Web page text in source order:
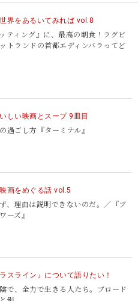
界をあるいてみれば vol.8
ティング』に、最高の朝食！ラグビ
トランドの首都エディンバラってど
しい映画とスープ 9皿目
過ごし方
『ターミナル』
画をめぐる話 vol.5
、理由は説明できないのだ。／『ブ
ーズ』
スライン』について語りたい！
で、全力で生きる人たち。
ブロード